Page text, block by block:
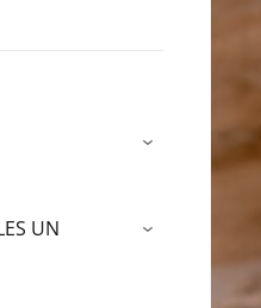
›
UN
›